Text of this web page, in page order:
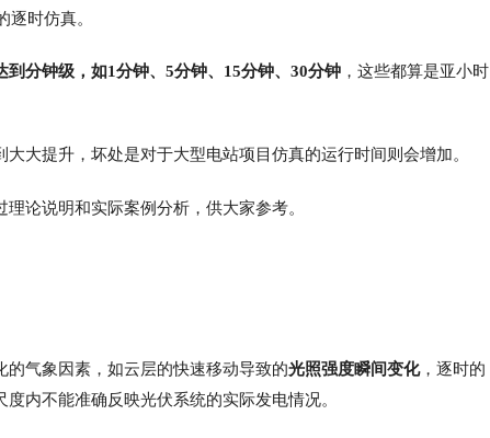
时仿真。
到分钟级，如1分钟、5分钟、15分钟、30分钟 ，这些都算是亚小时
大提升，坏处是对于大型电站项目仿真的运行时间则会增加。
论说明和实际案例分析，供大家参考。
气象因素，如云层的快速移动导致的光照强度瞬间变化，逐时的
内不能准确反映光伏系统的实际发电情况。